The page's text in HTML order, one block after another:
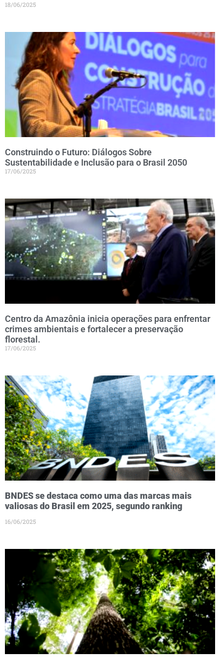
18/06/2025
Construindo o Futuro: Diálogos Sobre
Sustentabilidade e Inclusão para o Brasil 2050
17/06/2025
Centro da Amazônia inicia operações para enfrentar
crimes ambientais e fortalecer a preservação
florestal.
17/06/2025
BNDES se destaca como uma das marcas mais
valiosas do Brasil em 2025, segundo ranking
16/06/2025